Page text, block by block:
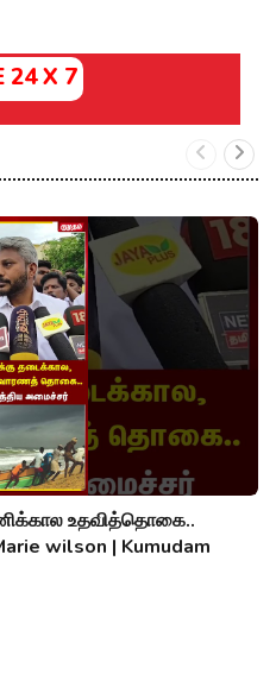
24 X 7
உதவித்தொகை..
wilson | Kumudam